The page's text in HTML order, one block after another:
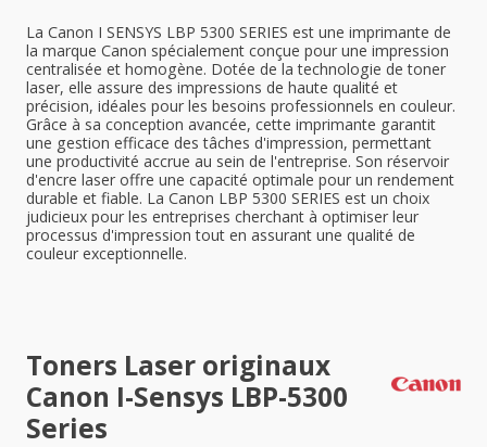
La Canon I SENSYS LBP 5300 SERIES est une imprimante de
la marque Canon spécialement conçue pour une impression
centralisée et homogène. Dotée de la technologie de toner
laser, elle assure des impressions de haute qualité et
précision, idéales pour les besoins professionnels en couleur.
Grâce à sa conception avancée, cette imprimante garantit
une gestion efficace des tâches d'impression, permettant
une productivité accrue au sein de l'entreprise. Son réservoir
d'encre laser offre une capacité optimale pour un rendement
durable et fiable. La Canon LBP 5300 SERIES est un choix
judicieux pour les entreprises cherchant à optimiser leur
processus d'impression tout en assurant une qualité de
couleur exceptionnelle.
Toners Laser originaux
Canon I-Sensys LBP-5300
Series